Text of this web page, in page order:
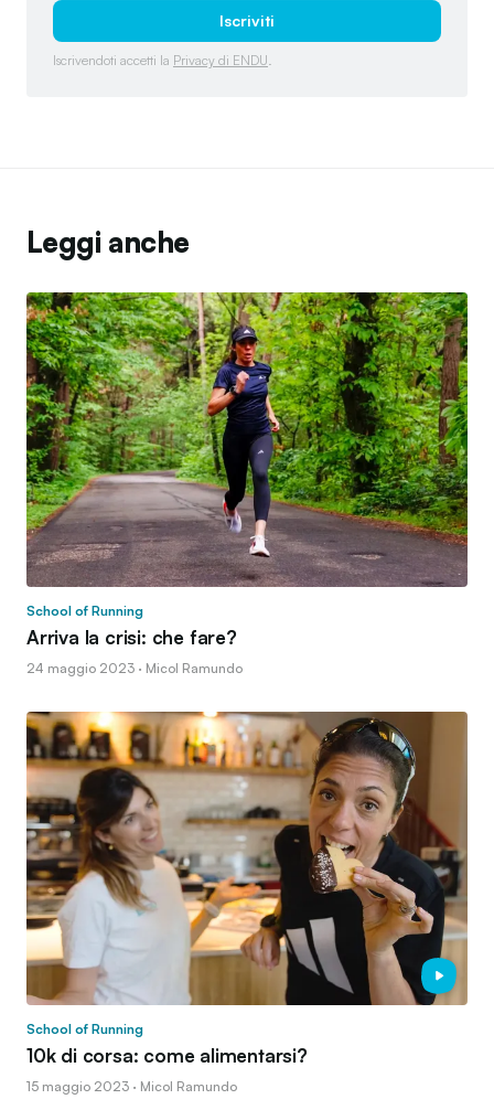
Iscriviti
Iscrivendoti accetti la Privacy di ENDU
Leggi anche
School of Running
Arriva la crisi: che fare?
24 maggio 2023 · Micol Ramundo
School of Running
10k di corsa: come alimentarsi?
15 maggio 2023 · Micol Ramundo